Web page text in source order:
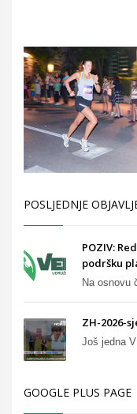
POSLJEDNJE
POZIV:
podršku
Na osnovu
ZH-2026-
Još jedna
GOOGLE PLUS PAGE